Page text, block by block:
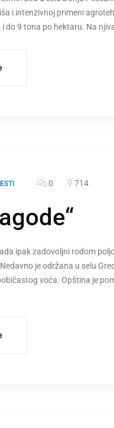
i intenzivnoj primeni
i do 9 tona po hektaru. Na
0 714
ipak zadovoljni rodom
je održana u selu
voća. Opština je